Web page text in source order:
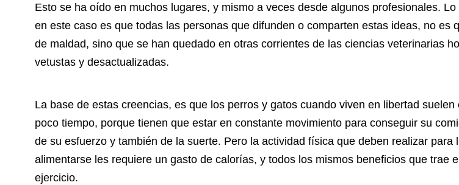
Esto se ha oído en muchos lugares, y mismo a veces desde algunos profesionales.
en este caso es que todas las personas que difunden o comparten estas ideas, no es
de maldad, sino que se han quedado en otras corrientes de las ciencias veterinarias
vetustas y desactualizadas.
La base de estas creencias, es que los perros y gatos cuando viven en libertad suelen
poco tiempo, porque tienen que estar en constante movimiento para conseguir su
de su esfuerzo y también de la suerte. Pero la actividad física que deben realizar para
alimentarse les requiere un gasto de calorías, y todos los mismos beneficios que trae
ejercicio.